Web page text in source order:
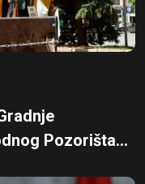
Pozorišta...